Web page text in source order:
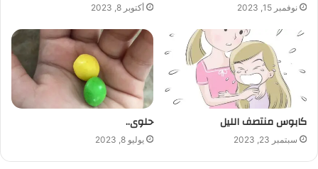
نوفمبر 15, 2023 أكتوبر 8, 2023
كابوس منتصف الليل
سبتمبر 23, 2023
حلوى..
يوليو 8, 2023